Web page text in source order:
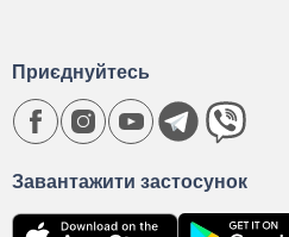
Завантажити застосунок
Приєднуйтесь